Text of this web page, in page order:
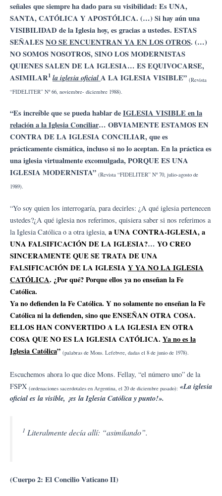
señales que siempre ha dado para su visibilidad: Es UNA,
SANTA, CATÓLICA Y APOSTÓLICA. (…) Si hay aún una
VISIBILIDAD de la Iglesia hoy, es gracias a ustedes. ESTAS
SEÑALESNO SE ENCUENTRAN YA EN LOS OTROS. (…)
NO SOMOS NOSOTROS, SINO LOS MODERNISTAS
QUIENES SALEN DE LA IGLESIA… ES EQUIVOCARSE,
ASIMILAR1 la iglesia oficialA LA IGLESIA VISIBLE” (Revista
“FIDELITER” Nº 66, noviembre- diciembre 1988).
“Es increíble que se pueda hablar deIGLESIA VISIBLE en la
relación a la Iglesia Conciliar… OBVIAMENTE ESTAMOS EN
CONTRA DE LA IGLESIA CONCILIAR, que es
prácticamente cismática, incluso si no lo aceptan. En la práctica es
una iglesia virtualmente excomulgada, PORQUE ES UNA
IGLESIA MODERNISTA” (Revista “FIDELITER” Nº 70, julio-agosto de
1989).
“Yo soy quien los interrogaría, para decirles: ¿A qué iglesia pertenecen
ustedes?¿A qué iglesia nos referimos, quisiera saber si nos referimos a
la Iglesia Católica o a otra iglesia, a UNA CONTRA-IGLESIA, a
UNA FALSIFICACIÓN DE LA IGLESIA?… YO CREO
SINCERAMENTE QUE SE TRATA DE UNA
FALSIFICACIÓN DE LA IGLESIA Y YA NO LA IGLESIA
CATÓLICA. ¿Por qué? Porque ellos ya no enseñan la Fe
Católica.
Ya no defienden la Fe Católica. Y no solamente no enseñan la Fe
Católica ni la defienden, sino que ENSEÑAN OTRA COSA.
ELLOS HAN CONVERTIDO A LA IGLESIA EN OTRA
COSA QUE NO ES LA IGLESIA CATÓLICA. Ya no es la
Iglesia Católica” (palabras de Mons. Lefebvre, dadas el 8 de junio de 1978).
Escuchemos ahora lo que dice Mons. Fellay, “el número uno” de la
FSPX (ordenaciones sacerdotales en Argentina, el 20 de diciembre pasado): «La iglesia
oficial es la visible, ¡es la Iglesia Católica y punto!».
1 Literalmente decía allí: “asimilando”.
(Cuerpo 2: El Concilio Vaticano II)